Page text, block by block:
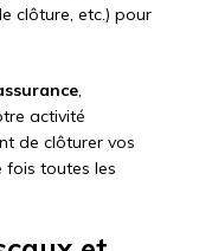
clôture, etc.) pour
,
activité
de clôturer vos
fois toutes les